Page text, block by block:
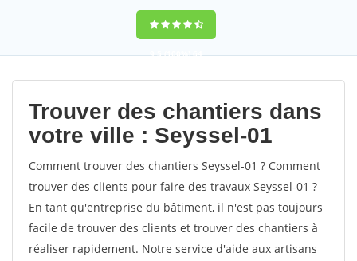
9,5(100%)64
votes
Trouver des chantiers dans
votre ville : Seyssel-01
Comment trouver des chantiers Seyssel-01 ? Comment
trouver des clients pour faire des travaux Seyssel-01 ?
En tant qu'entreprise du bâtiment, il n'est pas toujours
facile de trouver des clients et trouver des chantiers à
réaliser rapidement. Notre service d'aide aux artisans